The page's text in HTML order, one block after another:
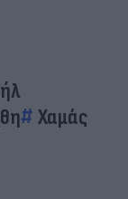
Χαμάς